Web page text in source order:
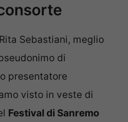
Sebastiani, meglio
di
presentatore
visto in veste di
Festival di Sanremo